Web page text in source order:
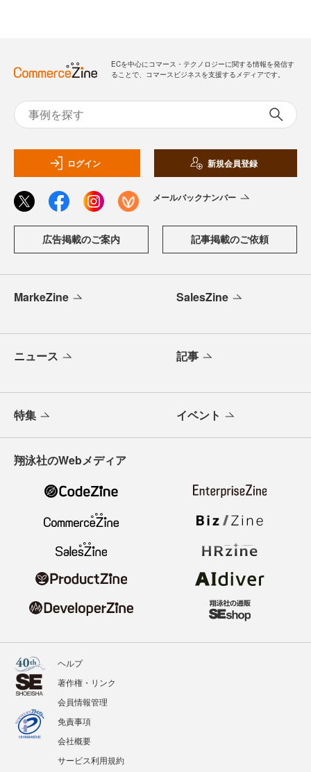
ECを中心にコマース・テクノロジーに関する情報を発信す
ることで、コマースビジネスを支援するメディアです。
ログイン 新規会員登録
メールバックナンバー
広告掲載のご案内 記事掲載のご依頼
MarkeZine SalesZine
ニュース 記事
特集 イベント
翔泳社のWebメディア
ヘルプ
著作権・リンク
会員情報管理
免責事項
会社概要
サービス利用規約